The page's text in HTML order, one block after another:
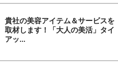
貴社の美容アイテム＆サービスを
取材します！「大人の美活」タイ
アッ...